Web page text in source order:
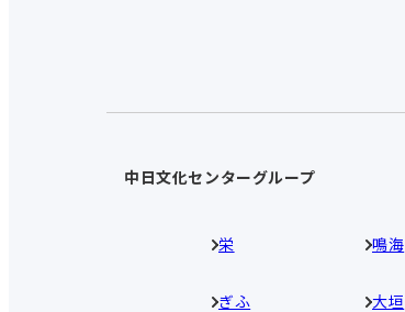
中日文化センターグループ
栄 鳴海
ぎふ 大垣